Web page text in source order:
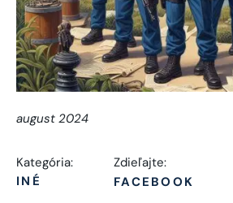
august 2024
Kategória:
INÉ
Zdieľajte:
FACEBOOK